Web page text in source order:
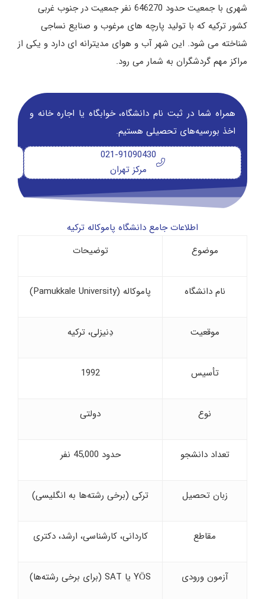
شهری با جمعیت حدود 646270 نفر جمعیت در جنوب غربی
کشور ترکیه که با تولید پارچه های مرغوب و صنایع نساجی
شناخته می شود. این شهر آب و هوای مدیترانه ای دارد و یکی از
مراکز مهم گردشگران به شمار می رود.
همراه شما در ثبت نام دانشگاه‌، خوابگاه یا اجاره خانه و
اخذ بورسیه‌های تحصیلی هستیم.
021-91090430
مرکز تهران
اطلاعات جامع دانشگاه پاموکاله ترکیه
موضوع
توضیحات
نام دانشگاه پاموکاله (Pamukkale University)
موقعیت دِنیزلی، ترکیه
تأسیس 1992
نوع دولتی
تعداد دانشجو حدود 45,000 نفر
زبان تحصیل ترکی (برخی رشته‌ها به انگلیسی)
مقاطع کاردانی، کارشناسی، ارشد، دکتری
آزمون ورودی YÖS یا SAT (برای برخی رشته‌ها)